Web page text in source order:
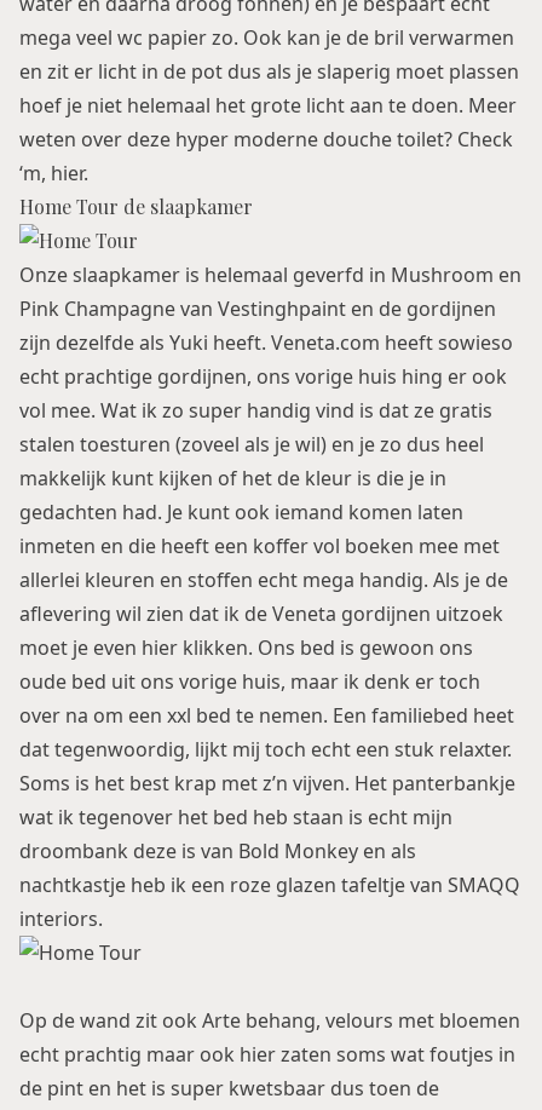
mega veel wc papier zo. Ook kan je de bril verwarmen
en zit er licht in de pot dus als je slaperig moet plassen
hoef je niet helemaal het grote licht aan te doen. Meer
weten over deze hyper moderne douche toilet? Check
‘m, hier.
Home Tour de slaapkamer
Onze slaapkamer is helemaal geverfd in Mushroom en
Pink Champagne van Vestinghpaint en de gordijnen
zijn dezelfde als Yuki heeft. Veneta.com heeft sowieso
echt prachtige gordijnen, ons vorige huis hing er ook
vol mee. Wat ik zo super handig vind is dat ze gratis
stalen toesturen (zoveel als je wil) en je zo dus heel
makkelijk kunt kijken of het de kleur is die je in
gedachten had. Je kunt ook iemand komen laten
inmeten en die heeft een koffer vol boeken mee met
allerlei kleuren en stoffen echt mega handig. Als je de
aflevering wil zien dat ik de Veneta gordijnen uitzoek
moet je even hier klikken. Ons bed is gewoon ons
oude bed uit ons vorige huis, maar ik denk er toch
over na om een xxl bed te nemen. Een familiebed heet
dat tegenwoordig, lijkt mij toch echt een stuk relaxter.
Soms is het best krap met z’n vijven. Het panterbankje
wat ik tegenover het bed heb staan is echt mijn
droombank deze is van Bold Monkey en als
nachtkastje heb ik een roze glazen tafeltje van SMAQQ
interiors.
Op de wand zit ook Arte behang, velours met bloemen
echt prachtig maar ook hier zaten soms wat foutjes in
de pint en het is super kwetsbaar dus toen de